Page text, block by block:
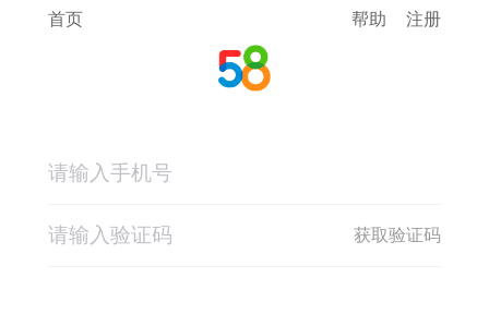
首页 帮助 注册
获取验证码